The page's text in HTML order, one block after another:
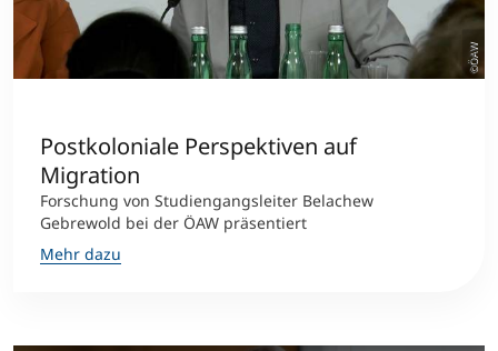
©ÖAW
Postkoloniale Perspektiven auf
Migration
Forschung von Studiengangsleiter Belachew
Gebrewold bei der ÖAW präsentiert
Mehr dazu